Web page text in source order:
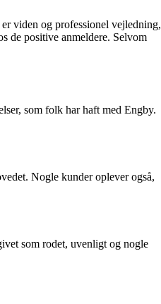
viden og professionel vejledning,
de positive anmeldere. Selvom
som folk har haft med Engby.
Nogle kunder oplever også,
som rodet, uvenligt og nogle